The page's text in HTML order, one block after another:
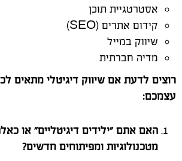
אסטרטגיית תוכן
קידום אתרים (SEO
)
שיווק במייל
מדיה חברתית
רוצים לדעת אם שיווק דיגיטלי מתאים
עצמכם:
האם אתם ״ילידים דיגיטליים״ או
מטכנולוגיות ומפיתוחים חדשים?